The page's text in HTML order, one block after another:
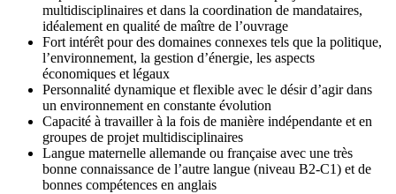
multidisciplinaires et dans la coordination de mandataires,
idéalement en qualité de maître de l’ouvrage
Fort intérêt pour des domaines connexes tels que la politique,
l’environnement, la gestion d’énergie, les aspects
économiques et légaux
Personnalité dynamique et flexible avec le désir d’agir dans
un environnement en constante évolution
Capacité à travailler à la fois de manière indépendante et en
groupes de projet multidisciplinaires
Langue maternelle allemande ou française avec une très
bonne connaissance de l’autre langue (niveau B2-C1) et de
bonnes compétences en anglais